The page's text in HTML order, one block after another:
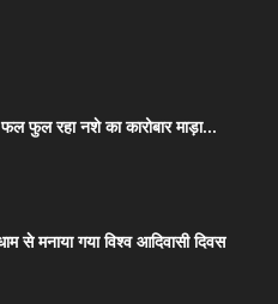
फुल रहा नशे का कारोबार माड़ा...
से मनाया गया विश्व आदिवासी दिवस